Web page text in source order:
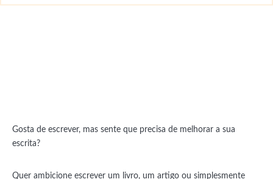
Gosta de escrever, mas sente que precisa de melhorar a sua
escrita?
Quer ambicione escrever um livro, um artigo ou simplesmente